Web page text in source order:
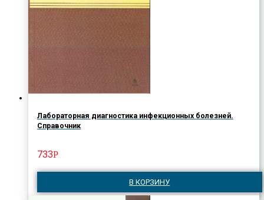
Лабораторная диагностика инфекционных болезней.
Справочник
733Р
В КОРЗИНУ